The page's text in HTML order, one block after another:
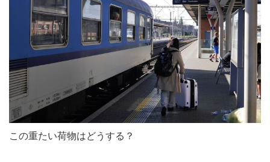
この重たい荷物はどうする？